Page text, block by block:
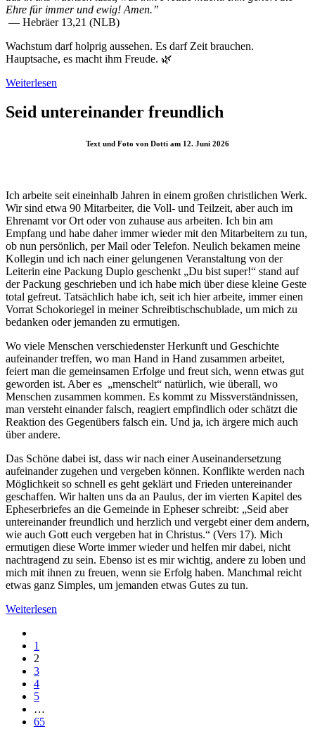
Ehre für immer und ewig! Amen.”
— Hebräer 13,21 (NLB)
Wachstum darf holprig aussehen. Es darf Zeit brauchen.
Hauptsache, es macht ihm Freude. 🌿
Weiterlesen
Seid untereinander freundlich
Text und Foto von Dotti am 12. Juni 2026
Ich arbeite seit eineinhalb Jahren in einem großen christlichen Werk.
Wir sind etwa 90 Mitarbeiter, die Voll- und Teilzeit, aber auch im
Ehrenamt vor Ort oder von zuhause aus arbeiten. Ich bin am
Empfang und habe daher immer wieder mit den Mitarbeitern zu tun,
ob nun persönlich, per Mail oder Telefon. Neulich bekamen meine
Kollegin und ich nach einer gelungenen Veranstaltung von der
Leiterin eine Packung Duplo geschenkt „Du bist super!“ stand auf
der Packung geschrieben und ich habe mich über diese kleine Geste
total gefreut. Tatsächlich habe ich, seit ich hier arbeite, immer einen
Vorrat Schokoriegel in meiner Schreibtischschublade, um mich zu
bedanken oder jemanden zu ermutigen.
Wo viele Menschen verschiedenster Herkunft und Geschichte
aufeinander treffen, wo man Hand in Hand zusammen arbeitet,
feiert man die gemeinsamen Erfolge und freut sich, wenn etwas gut
geworden ist. Aber es „menschelt“ natürlich, wie überall, wo
Menschen zusammen kommen. Es kommt zu Missverständnissen,
man versteht einander falsch, reagiert empfindlich oder schätzt die
Reaktion des Gegenübers falsch ein. Und ja, ich ärgere mich auch
über andere.
Das Schöne dabei ist, dass wir nach einer Auseinandersetzung
aufeinander zugehen und vergeben können. Konflikte werden nach
Möglichkeit so schnell es geht geklärt und Frieden untereinander
geschaffen. Wir halten uns da an Paulus, der im vierten Kapitel des
Epheserbriefes an die Gemeinde in Epheser schreibt: „Seid aber
untereinander freundlich und herzlich und vergebt einer dem andern,
wie auch Gott euch vergeben hat in Christus.“ (Vers 17). Mich
ermutigen diese Worte immer wieder und helfen mir dabei, nicht
nachtragend zu sein. Ebenso ist es mir wichtig, andere zu loben und
mich mit ihnen zu freuen, wenn sie Erfolg haben. Manchmal reicht
etwas ganz Simples, um jemanden etwas Gutes zu tun.
Weiterlesen
1
2
3
4
5
…
65